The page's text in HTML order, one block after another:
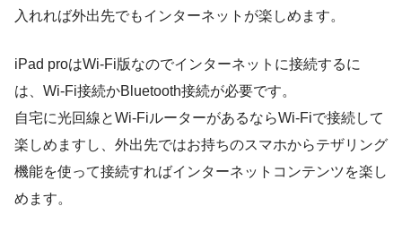
入れれば外出先でもインターネットが楽しめます。
iPad proはWi-Fi版なのでインターネットに接続するに
は、Wi-Fi接続かBluetooth接続が必要です。
自宅に光回線とWi-FiルーターがあるならWi-Fiで接続して
楽しめますし、外出先ではお持ちのスマホからテザリング
機能を使って接続すればインターネットコンテンツを楽し
めます。